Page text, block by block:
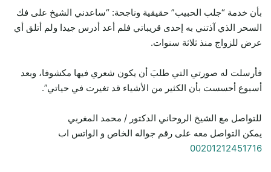
بأن خدمة “جلب الحبيب” حقيقية وناجحة: “ساعدني الشيخ على فك
السحر الذي آذتني به إحدى قريباتي فلم أعد أدرس جيدا ولم أتلق أي
عرض للزواج منذ ثلاثة سنوات.
فأرسلت له صورتي التي طلبَ أن يكون شعري فيها مكشوفا، وبعد
أسبوع أحسست بأن الكثير من الأشياء قد تغيرت في حياتي”.
للتواصل مع الشيخ الروحاني الدكتور / محمد المغربي
يمكن التواصل معه على رقم جواله الخاص و الواتس اب
00201212451716